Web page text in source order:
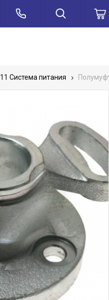
11 Система питания